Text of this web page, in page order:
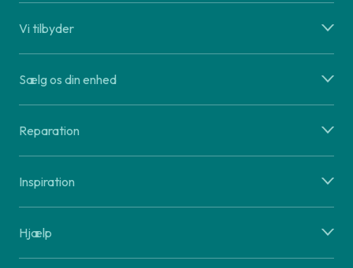
Vi tilbyder
Sælg os din enhed
Reparation
Inspiration
Hjælp